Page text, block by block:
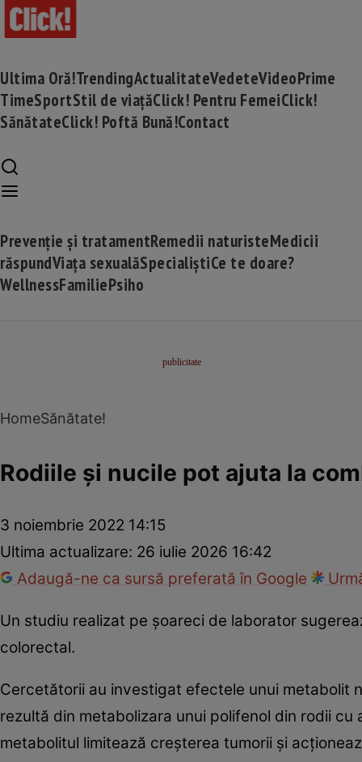
Ultima Oră!TrendingActualitateVedeteVideoPrime
TimeSportStil de viațăClick! Pentru FemeiClick!
SănătateClick! Poftă Bună!Contact
Prevenție și tratamentRemedii naturisteMedicii
răspundViața sexualăSpecialiștiCe te doare?
WellnessFamiliePsiho
HomeSănătate!
Rodiile și nucile pot ajuta la
3 noiembrie 2022 14:15
Ultima actualizare: 26 iulie 2026 16:42
Adaugă-ne ca sursă preferată în Google
Un studiu realizat pe șoareci de laborator
colorectal.
Cercetătorii au investigat efectele unui metabolit
rezultă din metabolizara unui polifenol din rodii
metabolitul limitează creșterea tumorii și